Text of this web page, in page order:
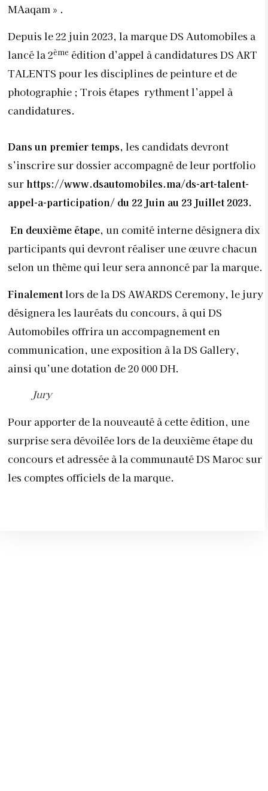
MAaqam » .
Depuis le 22 juin 2023, la marque DS Automobiles a
lancé la 2ème édition d’appel à candidatures DS ART
TALENTS pour les disciplines de peinture et de
photographie ; Trois étapes rythment l’appel à
candidatures.
Dans un premier temps, les candidats devront
s’inscrire sur dossier accompagné de leur portfolio
surhttps://www.dsautomobiles.ma/ds-art-talent-
appel-a-participation/ du 22 Juin au 23 Juillet 2023.
En deuxième étape, un comité interne désignera dix
participants qui devront réaliser une œuvre chacun
selon un thème qui leur sera annoncé par la marque.
Finalementlors de la DS AWARDS Ceremony, le jury
désignera les lauréats du concours, à qui DS
Automobiles offrira un accompagnement en
communication, une exposition à la DS Gallery,
ainsi qu’une dotation de 20 000 DH.
Jury
Pour apporter de la nouveauté à cette édition, une
surprise sera dévoilée lors de la deuxième étape du
concours et adressée à la communauté DS Maroc sur
les comptes officiels de la marque.